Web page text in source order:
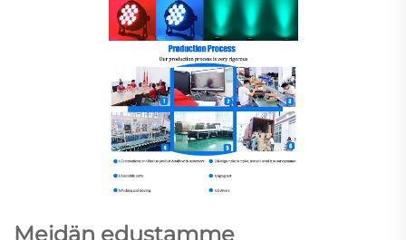
Meidän edustamme